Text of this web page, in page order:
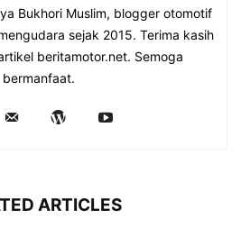
Bukhori Muslim, blogger otomotif
sejak 2015. Terima kasih
beritamotor.net. Semoga
bermanfaat.
ARTICLES